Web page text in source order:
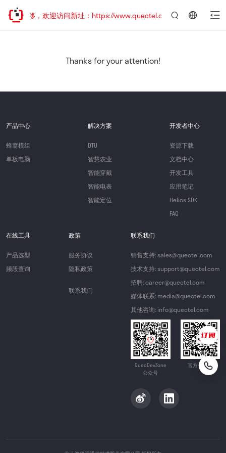
址已迁移，欢迎访问新址：https://www.quectel.com.cn
Thanks for your attention!
产品中心
蜂窝模组
单板电脑
解决方案
DTU
智慧农业
智能穿戴
智能电表
智能定位
开发者中心
资源下载
文档中心
开发工具
应用笔记
Helios SDK
FAQ
在线工具
产品选型
频段查询
政策
服务协议
隐私政策
联系我们
联系我们
销售支持: sales@quectel.com
技术支持: support@quectel.com
招聘: career@quectel.com
媒体联系: media@quectel.com
其他咨询: info@quectel.com
QuecDevZone
公众号
官方公众号